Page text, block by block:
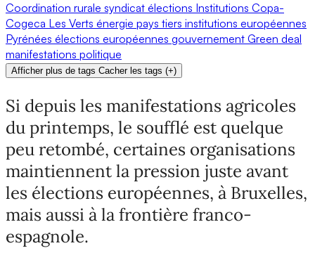
Coordination rurale syndicat élections Institutions Copa-
Cogeca Les Verts énergie pays tiers institutions européennes
Pyrénées élections européennes gouvernement Green deal
manifestations politique
Afficher plus de tags Cacher les tags (+)
Si depuis les manifestations agricoles
du printemps, le soufflé est quelque
peu retombé, certaines organisations
maintiennent la pression juste avant
les élections européennes, à Bruxelles,
mais aussi à la frontière franco-
espagnole.